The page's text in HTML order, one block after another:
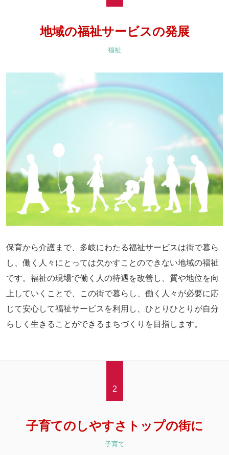
地域の福祉サービスの発展
福祉
保育から介護まで、多岐にわたる福祉サービスは街で暮ら
し、働く人々にとっては欠かすことのできない地域の福祉
です。福祉の現場で働く人の待遇を改善し、質や地位を向
上していくことで、この街で暮らし、働く人々が必要に応
じて安心して福祉サービスを利用し、ひとりひとりが自分
らしく生きることができるまちづくりを目指します。
2
子育てのしやすさトップの街に
子育て